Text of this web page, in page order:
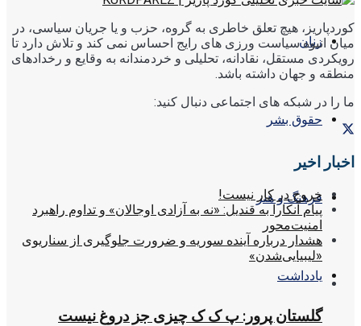
زنان
حقوق بشر
فرهنگ و هنر
یادداشت
کوردپاریز، هیچ تعلق خاطری به گروه، حزب و یا جریان سیاسی، در
میان انبوه سیاست ورزی های رایج احساس نمی کند و تلاش دارد تا
رویکردی مستقل، نقادانه، تحلیلی و خردمندانه به وقایع و رخدادهای
منطقه و جهان داشته باشد.
ما را در شبکه های اجتماعی دنبال کنید:
اخبار اخیر
خروج در کار نیست!
پیام آنکارا به قندیل: «نه به آزادی اوجالان» و تداوم راهبرد
امنیت‌محور
هشدار درباره آینده سوریه و ضرورت جلوگیری از سناریوی
«لیبیایی‌شدن»
گلستان پرور: پ ک ک چیزی جز دروغ نیست